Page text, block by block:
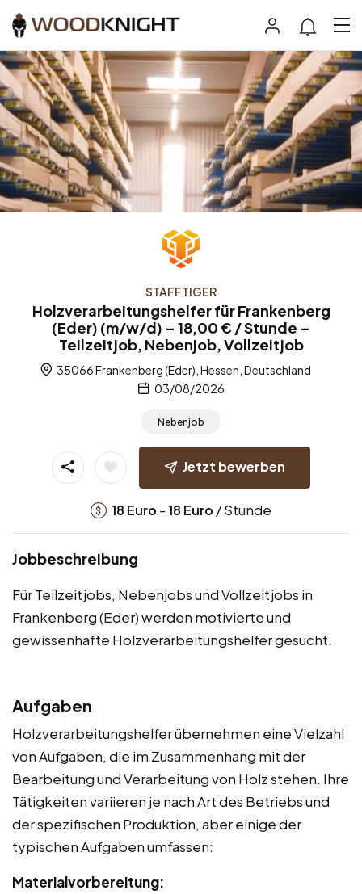
STAFFTIGER
Holzverarbeitungshelfer für Frankenberg
(Eder) (m/w/d) – 18,00 € / Stunde –
Teilzeitjob, Nebenjob, Vollzeitjob
35066 Frankenberg (Eder), Hessen, Deutschland
03/08/2026
Nebenjob
Jetzt bewerben
18 Euro -18 Euro / Stunde
Jobbeschreibung
Für Teilzeitjobs, Nebenjobs und Vollzeitjobs in
Frankenberg (Eder) werden motivierte und
gewissenhafte Holzverarbeitungshelfer gesucht.
Aufgaben
Holzverarbeitungshelfer übernehmen eine Vielzahl
von Aufgaben, die im Zusammenhang mit der
Bearbeitung und Verarbeitung von Holz stehen. Ihre
Tätigkeiten variieren je nach Art des Betriebs und
der spezifischen Produktion, aber einige der
typischen Aufgaben umfassen:
Materialvorbereitung: